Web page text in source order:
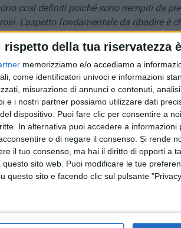
rispetto della tua riservatezza
memorizziamo e/o accediamo a
come identificatori univoci e informazioni
misurazione di annunci e contenuti,
e i nostri partner possiamo utilizzare dati
dispositivo. Puoi fare clic per consentire a
In alternativa puoi accedere a
o di negare il consenso. Si rende
il tuo consenso, ma hai il diritto di opporti a
sito web. Puoi modificare le tue
questo sito e facendo clic sul pulsante
così definiti poiché sono riempiti da
L'aspetto fondamentale da ribadire è
state posizionate, possono essere
individuato in Località Trincea dopo
proprio da Luca Mazzone, tra una
guidata da Tommaso Depalma. In
ad ospitare la rampa, luogo da
Terlizzi. Il co-finanziamento regionale
purtroppo gli anni del Covid hanno
del 2022, dopo l'approvazione del
scelse scientemente di
permettere la conclusione della
il reperimento di materiale eco-
nel territorio giovinazzese per